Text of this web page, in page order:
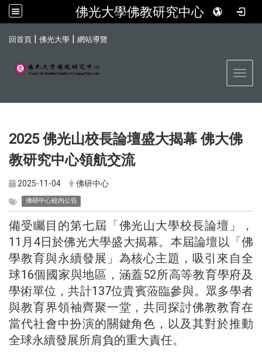
佛光大學佛教研究中心
回首頁 | 佛光大學 | 網站導覽
2025 佛光山校長論壇盛大揭幕 佛大佛
教研究中心領航交流
2025-11-04 佛研中心
佛研中心校內公告
備受矚目的第七屆「佛光山大學校長論壇」，
11月4日於佛光大學盛大揭幕。本屆論壇以「佛
學教育與永續發展」為核心主題，吸引來自全
球16個國家與地區，涵蓋52所高等教育學府及
學術單位，共計137位貴賓蒞臨參與。眾多學者
與教育界領袖齊聚一堂，共同探討佛教教育在
當代社會中扮演的關鍵角色，以及其對於推動
全球永續發展所肩負的重大責任。